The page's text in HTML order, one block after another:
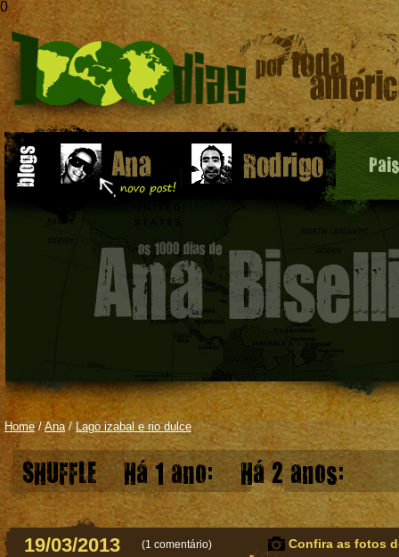
0
Home/ Ana/ Lago izabal e rio dulce
SHUFFLE Há 1 ano: Há 2 anos:
19/03/2013 (1 comentário) Confira as fotos